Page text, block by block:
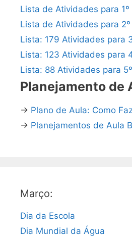
Lista de Atividades para 1º
Lista de Atividades para
Lista: 179 Atividades para
Lista: 123 Atividades para
Lista: 88 Atividades para
Planejamento de
→ Plano de Aula: Como
→ Planejamentos de Aula
Março:
Dia da Escola
Dia Mundial da Água